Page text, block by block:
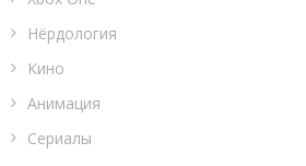
Нёрдология
Кино
Анимация
Сериалы